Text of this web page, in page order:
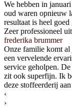
We hebben in
oud waren opnieuw
resultaat is heel
Zeer professioneel
frederika brummer
Onze familie komt
een vervelende
service geholpen.
zit ook superfijn. Ik
deze stoffeerderij
‹
›